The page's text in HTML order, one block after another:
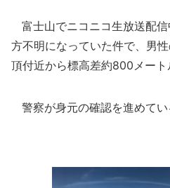
富士山でニコニコ生放送配
方不明になっていた件で、男
頂付近から標高差約800メート
警察が身元の確認を進めてい